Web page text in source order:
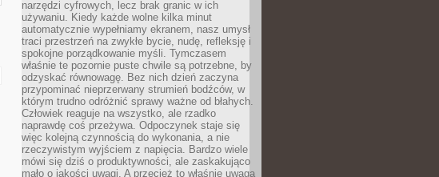
narzędzi cyfrowych, lecz brak granic w ich
używaniu. Kiedy każde wolne kilka minut
automatycznie wypełniamy ekranem, nasz umysł
traci przestrzeń na zwykłe bycie, nudę, refleksję i
spokojne porządkowanie myśli. Tymczasem
właśnie te pozornie puste chwile są potrzebne, by
odzyskać równowagę. Bez nich dzień zaczyna
przypominać nieprzerwany strumień bodźców, w
którym trudno odróżnić sprawy ważne od błahych.
Człowiek reaguje na wszystko, ale rzadko
naprawdę coś przeżywa. Odpoczynek staje się
więc kolejną czynnością do wykonania, a nie
rzeczywistym wyjściem z napięcia. Bardzo wiele
mówi się dziś o produktywności, ale zaskakująco
mało o jakości uwagi. A przecież to właśnie uwaga